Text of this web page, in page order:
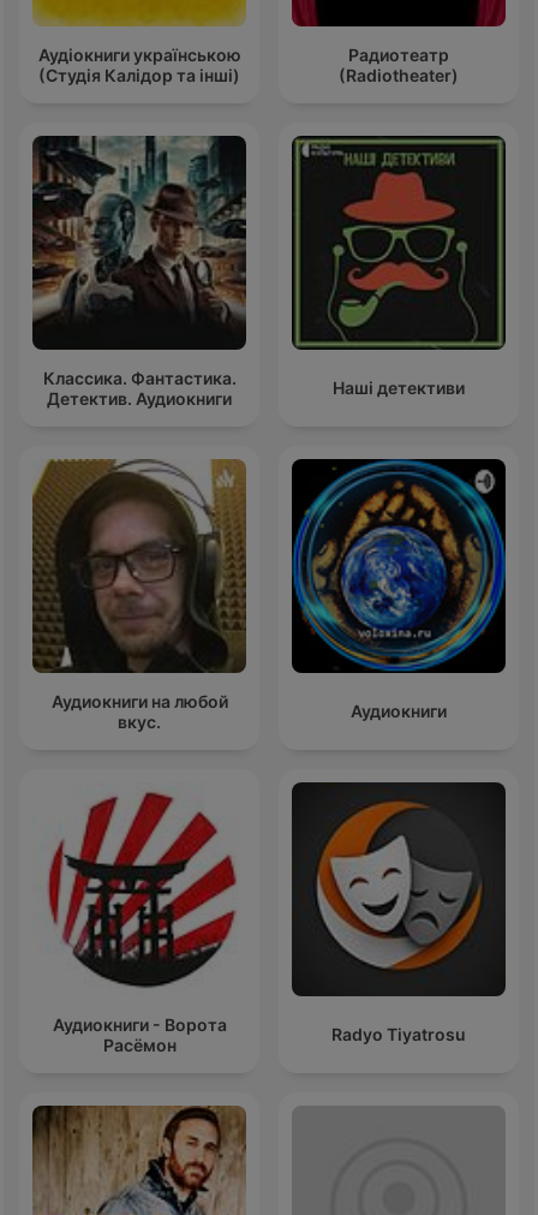
Аудіокниги українською
(Студія Калідор та інші)
Радиотеатр
(Radiotheater)
Классика. Фантастика.
Детектив. Аудиокниги
Наші детективи
Аудиокниги на любой
вкус.
Аудиокниги
Аудиокниги - Ворота
Расёмон
Radyo Tiyatrosu